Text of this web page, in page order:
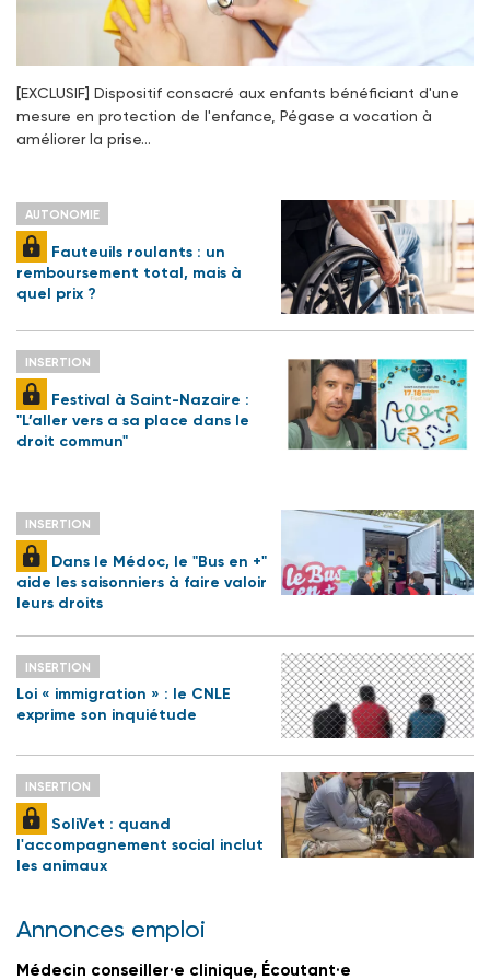
[EXCLUSIF] Dispositif consacré aux enfants bénéficiant d'une
mesure en protection de l'enfance, Pégase a vocation à
améliorer la prise…
AUTONOMIE
Fauteuils roulants : un
remboursement total, mais à
quel prix ?
INSERTION
Festival à Saint-Nazaire :
"L’aller vers a sa place dans le
droit commun"
INSERTION
Dans le Médoc, le "Bus en +"
aide les saisonniers à faire valoir
leurs droits
INSERTION
Loi « immigration » : le CNLE
exprime son inquiétude
INSERTION
SoliVet : quand
l'accompagnement social inclut
les animaux
Annonces emploi
Médecin conseiller·e clinique, Écoutant·e